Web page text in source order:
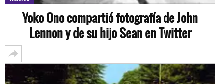
Yoko Ono compartió fotografía de John
Lennon y de su hijo Sean en Twitter